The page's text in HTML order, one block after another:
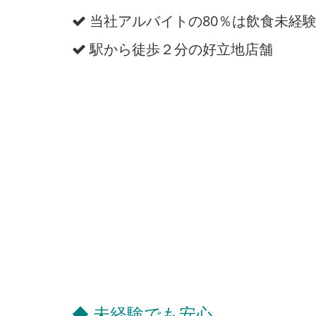
当社アルバイトの80％は飲食未経
駅から徒歩２分の好立地店舗